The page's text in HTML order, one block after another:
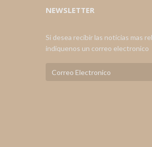
NEWSLETTER
Si desea recibir las noticias mas
indiquenos un correo electronico